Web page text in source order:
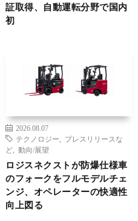
証取得、自動運転分野で国内
初
2026.08.07
テクノロジー
プレスリリースな
ど
動向/展望
ロジスネクストが防爆仕様車
のフォークをフルモデルチェ
ンジ、オペレーターの快適性
向上図る